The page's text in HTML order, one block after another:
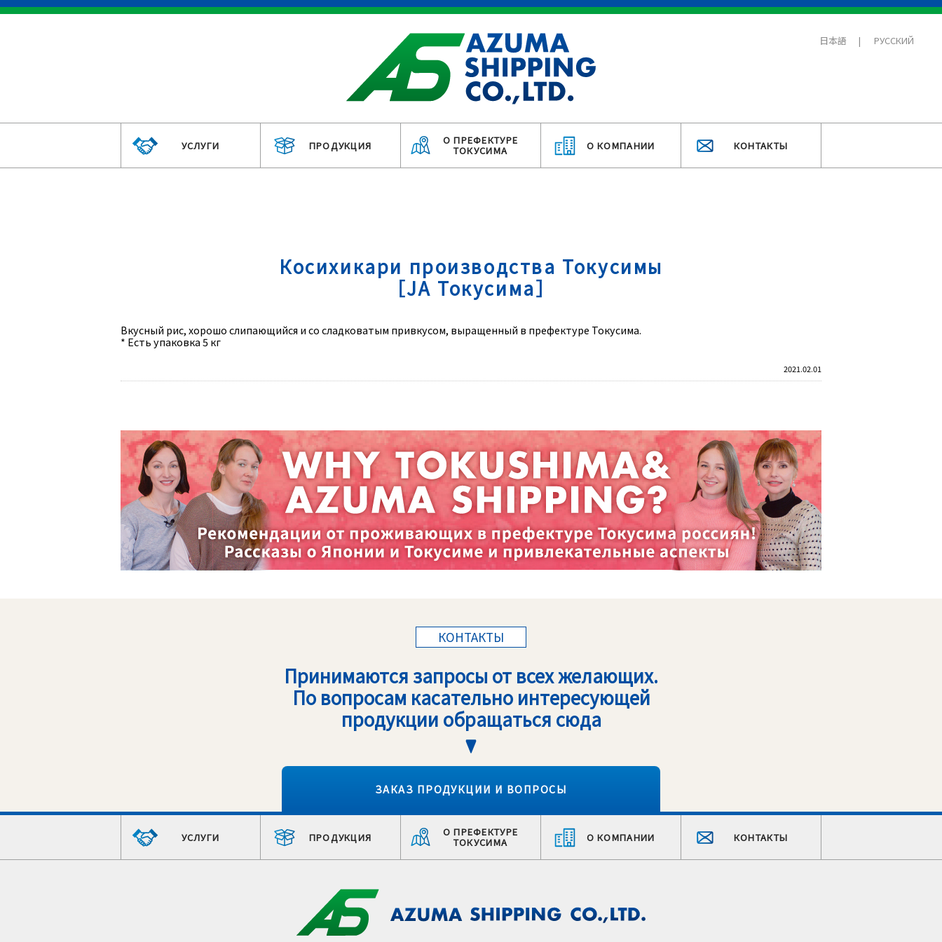
日本語 РУССКИЙ
УСЛУГИ ПРОДУКЦИЯ О ПРЕФЕКТУРЕ
ТОКУСИМА О КОМПАНИИ КОНТАКТЫ
Косихикари производства Токусимы
［JA Токусима］
Вкусный рис, хорошо слипающийся и со сладковатым привкусом, выращенный в префектуре Токусима.
* Есть упаковка 5 кг
2021.02.01
КОНТАКТЫ
Принимаются запросы от всех желающих.
По вопросам касательно интересующей
продукции обращаться сюда
ЗАКАЗ ПРОДУКЦИИ И ВОПРОСЫ
УСЛУГИ ПРОДУКЦИЯ О ПРЕФЕКТУРЕ
ТОКУСИМА О КОМПАНИИ КОНТАКТЫ